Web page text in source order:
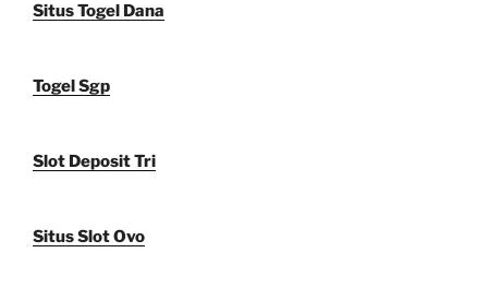
Situs Togel Dana
Togel Sgp
Slot Deposit Tri
Situs Slot Ovo